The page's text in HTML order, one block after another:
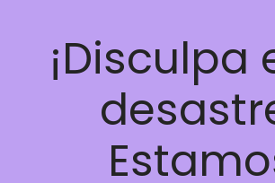
¡Disculpa